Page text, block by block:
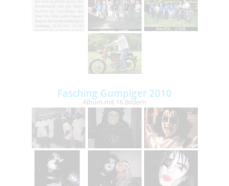
Fasching Gumpiger 2010
Album mit 16 Bildern